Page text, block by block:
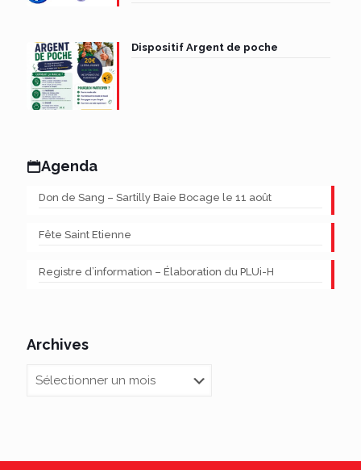
Dispositif Argent de poche
Agenda
Don de Sang – Sartilly Baie Bocage le 11 août
Fête Saint Etienne
Registre d’information – Élaboration du PLUi-H
Archives
Archives